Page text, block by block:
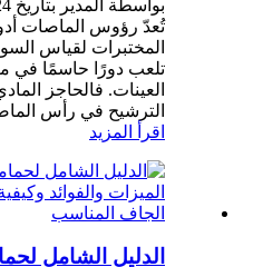
بواسطة المدير بتاريخ 24-06-2013
تُعدّ رؤوس الماصات
المختبرات لقياس
تلعب دورًا حاسمًا في
العينات. فالحاجز
الترشيح في رأس
اقرأ المزيد
الدليل الشامل